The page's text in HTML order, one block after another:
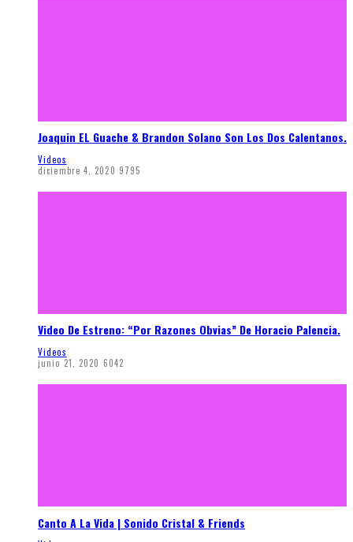
Joaquin EL Guache & Brandon Solano Son Los Dos Calentanos.
Videos
diciembre 4, 2020 9795
Video De Estreno: “Por Razones Obvias” De Horacio Palencia.
Videos
junio 21, 2020 6042
Canto A La Vida | Sonido Cristal & Friends